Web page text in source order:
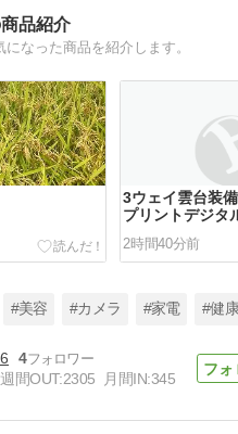
品紹介
になった商品を紹介します。
3ウェイ雲台装
プリントデジタ
2時間40分前
Air EC-
#美容 #カメラ #家電 #健康
4
週間OUT:2305 月間IN:345